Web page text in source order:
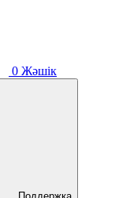
0 Жәшік